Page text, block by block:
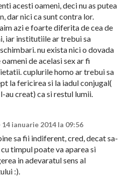
acesti oameni, deci nu as putea
dar nici ca sunt contra lor.
azi e foarte diferita de cea de
iar institutiile ar trebui sa
nu exista nici o dovada
de acelasi sex ar fi
cuplurile homo ar trebui sa
la fericirea si la iadul conjugal(
au creat) ca si restul lumii.
14 ianuarie 2014 la 09:56
sa fii indiferent, cred, decat sa-
timpul poate va aparea si
in adevaratul sens al
:).